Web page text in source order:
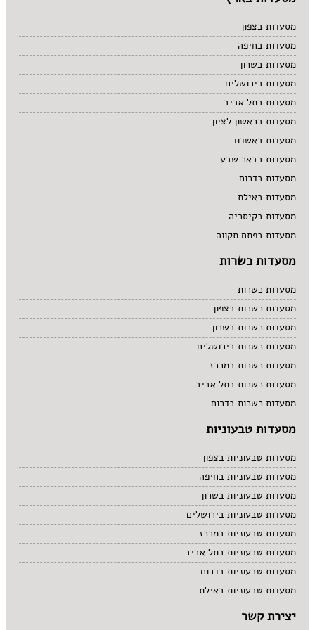
מסעדות בצפון
מסעדות בחיפה
מסעדות בשרון
מסעדות בירושלים
מסעדות בתל אביב
מסעדות בראשון לציון
מסעדות באשדוד
מסעדות בבאר שבע
מסעדות בדרום
מסעדות באילת
מסעדות בקיסריה
מסעדות בפתח תקווה
מסעדות כשרות
מסעדות כשרות
מסעדות כשרות בצפון
מסעדות כשרות בשרון
מסעדות כשרות בירושלים
מסעדות כשרות במרכז
מסעדות כשרות בתל אביב
מסעדות כשרות בדרום
מסעדות טבעוניות
מסעדות טבעוניות בצפון
מסעדות טבעוניות בחיפה
מסעדות טבעוניות בשרון
מסעדות טבעוניות בירושלים
מסעדות טבעוניות במרכז
מסעדות טבעוניות בתל אביב
מסעדות טבעוניות בדרום
מסעדות טבעוניות באילת
יצירת קשר